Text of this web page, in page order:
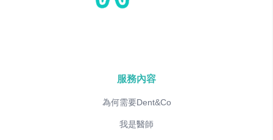
服務內容
為何需要Dent&Co
我是醫師